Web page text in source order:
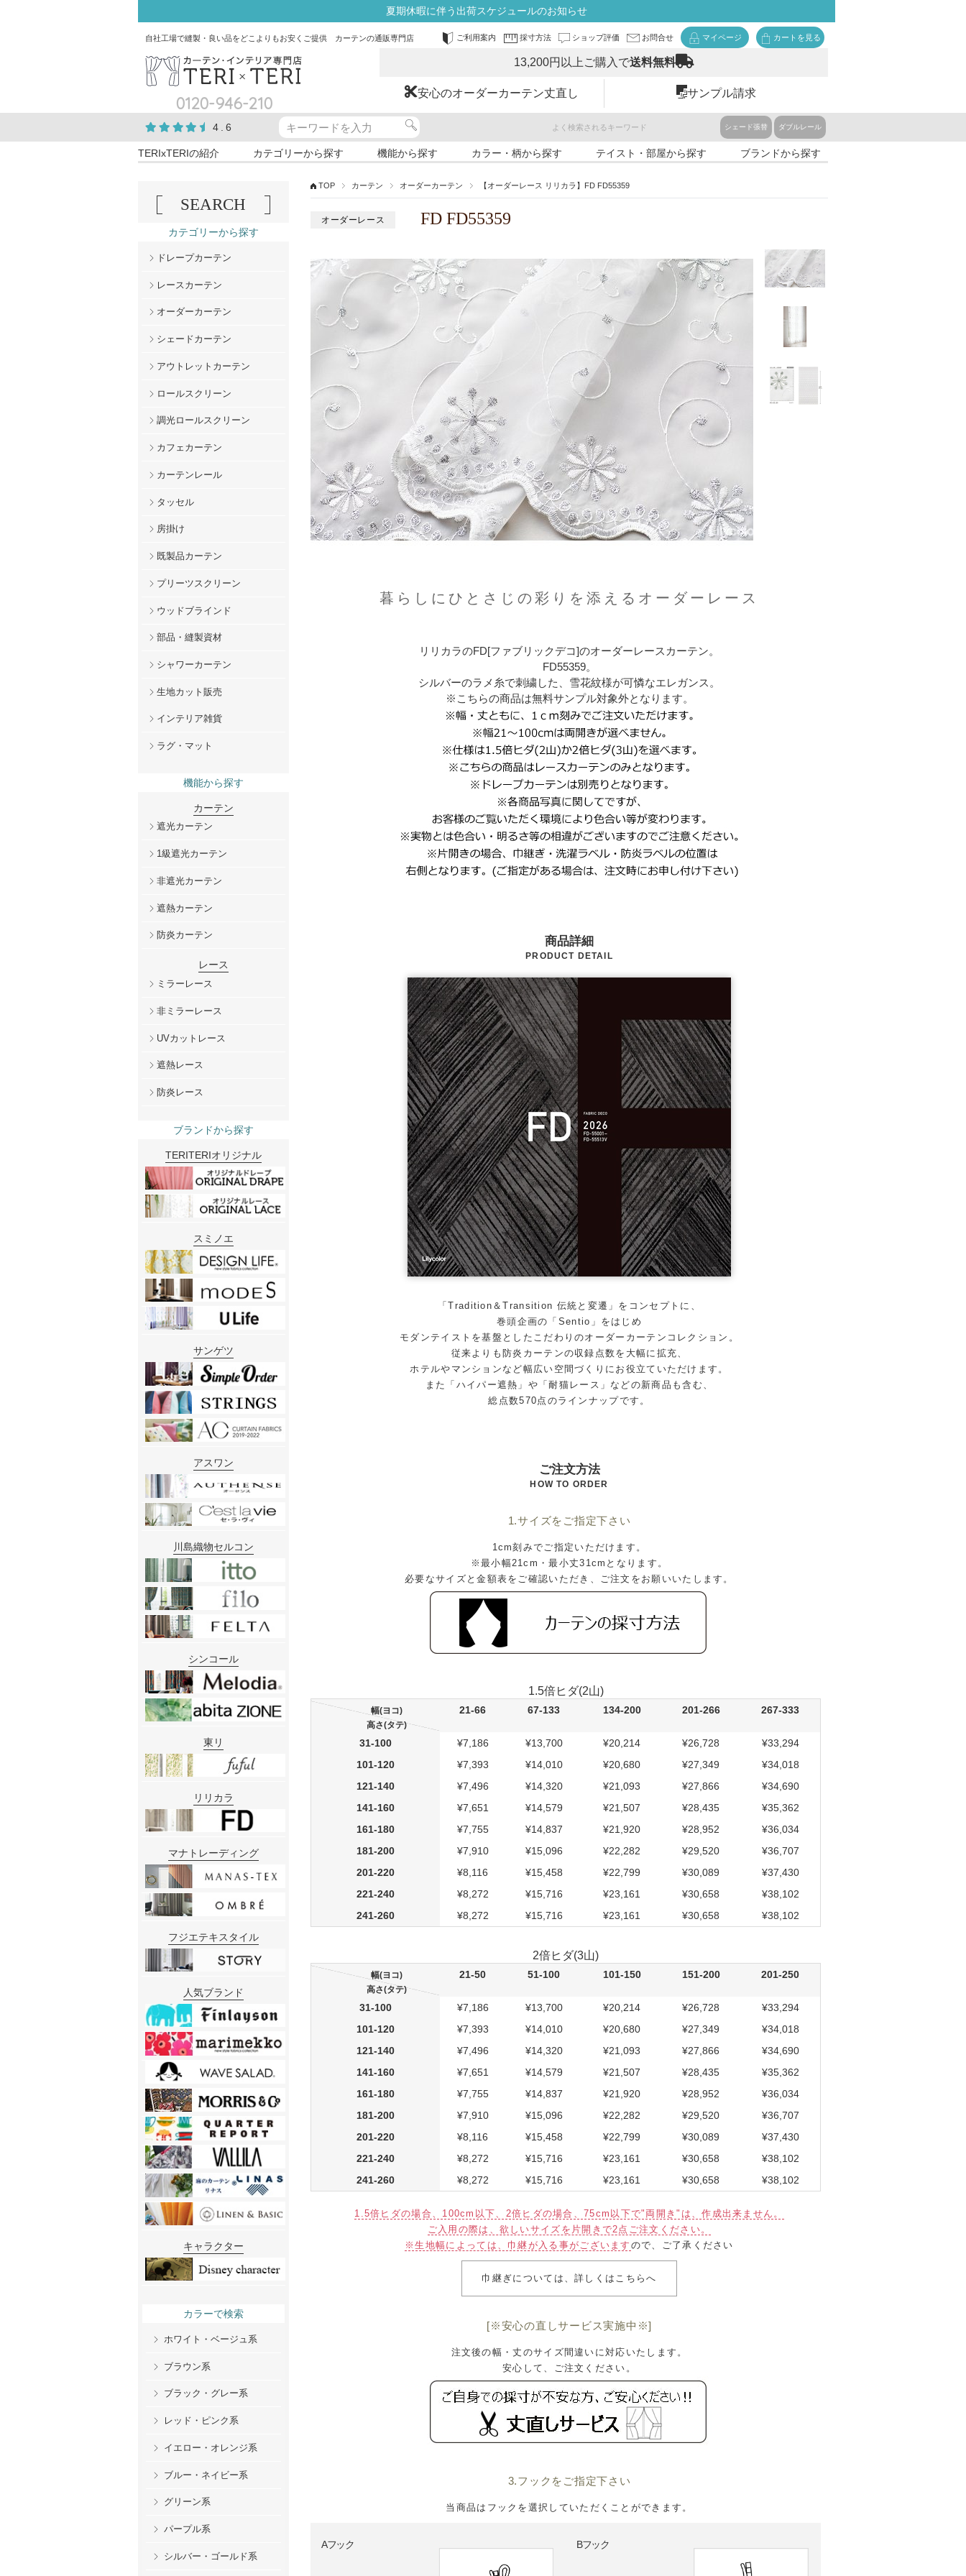
夏期休暇に伴う出荷スケジュールのお知らせ
自社工場で縫製・良い品をどこよりもお安くご提供 カーテンの通販専門店 ご利用案内 採寸方法 ショップ評価 お問合せ マイページ カートを見る
0120-946-210
13,200円以上ご購入で送料無料
安心のオーダーカーテン丈直し サンプル請求
4.6 よく検索されるキーワード シェード張替 ダブルレール
TERIxTERIの紹介 カテゴリーから探す 機能から探す カラー・柄から探す テイスト・部屋から探す ブランドから探す
TOP カーテン オーダーカーテン 【オーダーレース リリカラ】FD FD55359
暮らしにひとさじの彩りを添えるオーダーレース
オーダーレース FD FD55359
リリカラのFD[ファブリックデコ]のオーダーレースカーテン。
FD55359。
シルバーのラメ糸で刺繍した、雪花紋様が可憐なエレガンス。
※こちらの商品は無料サンプル対象外となります。
ご注文方法
HOW TO ORDER
1.サイズをご指定下さい
1cm刻みでご指定いただけます。
※最小幅21cm・最小丈31cmとなります。
必要なサイズと金額表をご確認いただき、ご注文をお願いいたします。
1.5倍ヒダ(2山)
幅(ヨコ)
高さ(タテ)
21-66 67-133 134-200 201-266 267-333
31-100 ¥7,186 ¥13,700 ¥20,214 ¥26,728
¥33,294
101-120
¥7,393 ¥14,010 ¥20,680 ¥27,349
¥34,018
121-140
¥7,496 ¥14,320 ¥21,093 ¥27,866
¥34,690
141-160
¥7,651 ¥14,579 ¥21,507 ¥28,435
¥35,362
161-180
¥7,755 ¥14,837 ¥21,920 ¥28,952
¥36,034
181-200
¥7,910 ¥15,096 ¥22,282 ¥29,520
¥36,707
201-220
¥8,116 ¥15,458 ¥22,799 ¥30,089
¥37,430
221-240
¥8,272 ¥15,716 ¥23,161 ¥30,658
¥38,102
241-260
¥8,272 ¥15,716 ¥23,161 ¥30,658 ¥38,102
2倍ヒダ(3山)
幅(ヨコ)
高さ(タテ)
21-50 51-100 101-150 151-200 201-250
31-100 ¥7,186 ¥13,700 ¥20,214 ¥26,728
¥33,294
101-120
¥7,393 ¥14,010 ¥20,680 ¥27,349
¥34,018
121-140
¥7,496 ¥14,320 ¥21,093 ¥27,866
¥34,690
141-160
¥7,651 ¥14,579 ¥21,507 ¥28,435
¥35,362
161-180
¥7,755 ¥14,837 ¥21,920 ¥28,952
¥36,034
181-200
¥7,910 ¥15,096 ¥22,282 ¥29,520
¥36,707
201-220
¥8,116 ¥15,458 ¥22,799 ¥30,089
¥37,430
221-240
¥8,272 ¥15,716 ¥23,161 ¥30,658
¥38,102
241-260
¥8,272 ¥15,716 ¥23,161 ¥30,658 ¥38,102
1.5倍ヒダの場合、100cm以下、2倍ヒダの場合、75cm以下で"両開き"は、作成出来ません。
ご入用の際は、欲しいサイズを片開きで2点ご注文ください。
※生地幅によっては、巾継が入る事がございます ので、ご了承ください
巾継ぎについては、詳しくはこちらへ
[※安心の直しサービス実施中※]
注文後の幅・丈のサイズ間違いに対応いたします。
安心して、ご注文ください。
3.フックをご指定下さい
当商品はフックを選択していただくことができます。
Aフック Bフック
商品詳細
PRODUCT DETAIL
「Tradition＆Transition 伝統と変遷」をコンセプトに、
巻頭企画の「Sentio」をはじめ
モダンテイストを基盤としたこだわりのオーダーカーテンコレクション。
従来よりも防炎カーテンの収録点数を大幅に拡充、
ホテルやマンションなど幅広い空間づくりにお役立ていただけます。
また「ハイパー遮熱」や「耐猫レース」などの新商品も含む、
総点数570点のラインナップです。
SEARCH
カテゴリーから探す
ドレープカーテン
レースカーテン
オーダーカーテン
シェードカーテン
アウトレットカーテン
ロールスクリーン
調光ロールスクリーン
カフェカーテン
カーテンレール
タッセル
房掛け
既製品カーテン
プリーツスクリーン
ウッドブラインド
部品・縫製資材
シャワーカーテン
生地カット販売
インテリア雑貨
ラグ・マット
機能から探す
カーテン
遮光カーテン
1級遮光カーテン
非遮光カーテン
遮熱カーテン
防炎カーテン
レース
ミラーレース
非ミラーレース
UVカットレース
遮熱レース
防炎レース
ブランドから探す
TERITERIオリジナル
スミノエ
サンゲツ
アスワン
川島織物セルコン
シンコール
東リ
リリカラ
マナトレーディング
フジエテキスタイル
人気ブランド
キャラクター
カラーで検索
ホワイト・ベージュ系
ブラウン系
ブラック・グレー系
レッド・ピンク系
イエロー・オレンジ系
ブルー・ネイビー系
グリーン系
パープル系
シルバー・ゴールド系